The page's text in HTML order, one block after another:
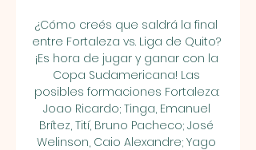
¿Cómo creés que saldrá la final
entre Fortaleza vs. Liga de Quito?
¡Es hora de jugar y ganar con la
Copa Sudamericana! Las
posibles formaciones Fortaleza:
Joao Ricardo; Tinga, Emanuel
Brítez, Tití, Bruno Pacheco; José
Welinson, Caio Alexandre; Yago